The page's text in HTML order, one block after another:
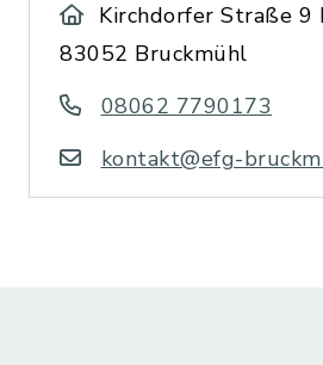
Kirchdorfer Straße 9
83052 Bruckmühl
08062 7790173
kontakt@efg-